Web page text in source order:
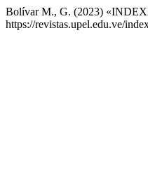
Bolívar M., G. (2023)
https://revistas.upel.edu.ve/